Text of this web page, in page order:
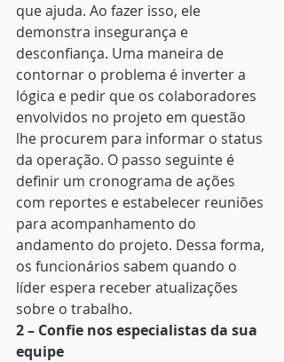
que ajuda. Ao fazer isso, ele
demonstra insegurança e
desconfiança. Uma maneira de
contornar o problema é inverter a
lógica e pedir que os colaboradores
envolvidos no projeto em questão
lhe procurem para informar o status
da operação. O passo seguinte é
definir um cronograma de ações
com reportes e estabelecer reuniões
para acompanhamento do
andamento do projeto. Dessa forma,
os funcionários sabem quando o
líder espera receber atualizações
sobre o trabalho.
2 – Confie nos especialistas da sua
equipe